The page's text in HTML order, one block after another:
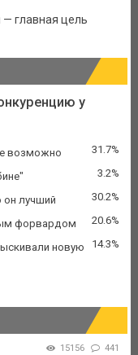
главная цель
у
возможно 31.7%
3.2%
он лучший 30.2%
форвардом 20.6%
новую
14.3%
15156 441